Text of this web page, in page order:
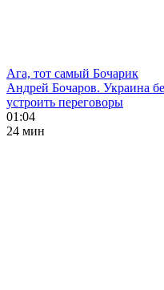
Ага, тот самый Бочарик
Андрей Бочаров. Украина
устроить переговоры
01:04
24 мин